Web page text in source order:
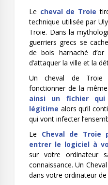
Le cheval de Troie
technique utilisée par
Troie. Dans la
guerriers grecs se
de bois harnaché
d’attaquer la ville et la
Un cheval de Troie
fonctionner de la
ainsi un fichier
légitime alors qu’il
qui vont infecter
Le Cheval de Troie
entrer le logiciel à
sur votre ordinateur
connaissance. Un
dans votre ordinateur